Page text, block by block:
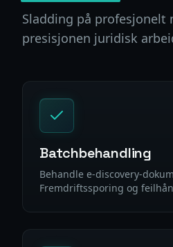
Sladding på profesjonelt
presisjonen juridisk
Batchbehandling
Behandle e-discovery-
Fremdriftssporing og